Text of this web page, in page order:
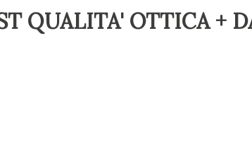
QUALITA' OTTICA +